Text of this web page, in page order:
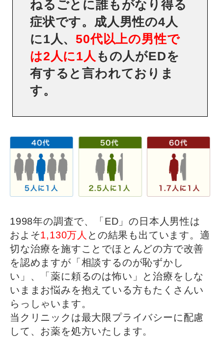
ねるごとに誰もがなり得る
症状です。成人男性の4人
に1人、50代以上の男性で
は2人に1人 もの人がEDを
有すると言われておりま
す。
1998年の調査で、「ED」の日本人男性は
およそ1,130万人 との結果も出ています。適
切な治療を施すことでほとんどの方で改善
を認めますが「相談するのが恥ずかし
い」、「薬に頼るのは怖い」と治療をしな
いままお悩みを抱えている方もたくさんい
らっしゃいます。
当クリニックは最大限プライバシーに配慮
して、お薬を処方いたします。